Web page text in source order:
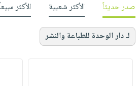
صدر حديثاً الأكثر شعبية الأكثر
لـ دار الوحدة للطباعة والنشر